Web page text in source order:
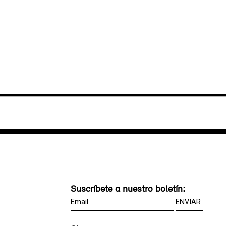
Suscríbete a nuestro boletín: